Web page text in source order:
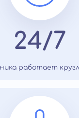
24/7
работает